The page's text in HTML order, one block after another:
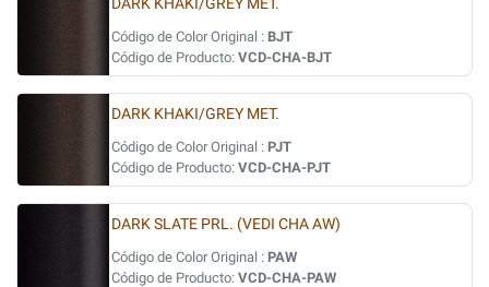
DARK KHAKI/GREY MET.
Código de Color Original : BJT
Código de Producto: VCD-CHA-BJT
DARK KHAKI/GREY MET.
Código de Color Original : PJT
Código de Producto: VCD-CHA-PJT
DARK SLATE PRL. (VEDI CHA AW)
Código de Color Original : PAW
Código de Producto: VCD-CHA-PAW